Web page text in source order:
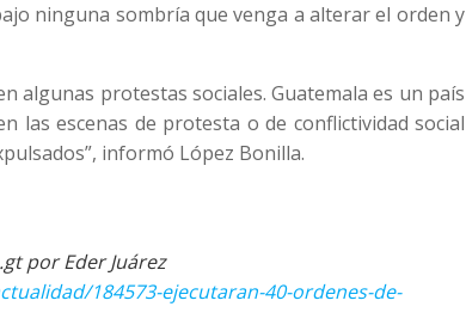
ninguna sombría que venga a alterar el orden y
algunas protestas sociales. Guatemala es un país
las escenas de protesta o de conflictividad social
informó López Bonilla.
por Eder Juárez
184573-ejecutaran-40-ordenes-de-